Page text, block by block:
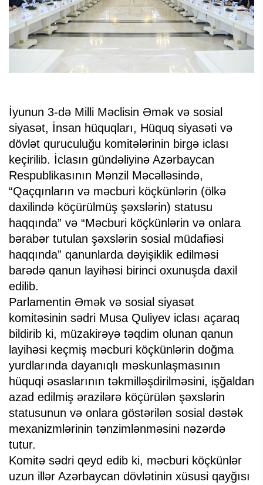
İyunun 3-də Milli Məclisin Əmək və sosial
siyasət, İnsan hüquqları, Hüquq siyasəti və
dövlət quruculuğu komitələrinin birgə iclası
keçirilib. İclasın gündəliyinə Azərbaycan
Respublikasının Mənzil Məcəlləsində,
“Qaçqınların və məcburi köçkünlərin (ölkə
daxilində köçürülmüş şəxslərin) statusu
haqqında” və “Məcburi köçkünlərin və onlara
bərabər tutulan şəxslərin sosial müdafiəsi
haqqında” qanunlarda dəyişiklik edilməsi
barədə qanun layihəsi birinci oxunuşda daxil
edilib.
Parlamentin Əmək və sosial siyasət
komitəsinin sədri Musa Quliyev iclası açaraq
bildirib ki, müzakirəyə təqdim olunan qanun
layihəsi keçmiş məcburi köçkünlərin doğma
yurdlarında dayanıqlı məskunlaşmasının
hüquqi əsaslarının təkmilləşdirilməsini, işğaldan
azad edilmiş ərazilərə köçürülən şəxslərin
statusunun və onlara göstərilən sosial dəstək
mexanizmlərinin tənzimlənməsini nəzərdə
tutur.
Komitə sədri qeyd edib ki, məcburi köçkünlər
uzun illər Azərbaycan dövlətinin xüsusi qayğısı